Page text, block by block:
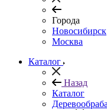
Города
Новосибирск
Москва
Каталог
Назад
Каталог